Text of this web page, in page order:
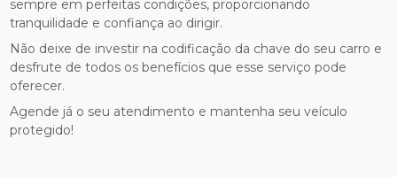
sempre em perfeitas condições, proporcionando
tranquilidade e confiança ao dirigir.
Não deixe de investir na codificação da chave do seu carro e
desfrute de todos os benefícios que esse serviço pode
oferecer.
Agende já o seu atendimento e mantenha seu veículo
protegido!